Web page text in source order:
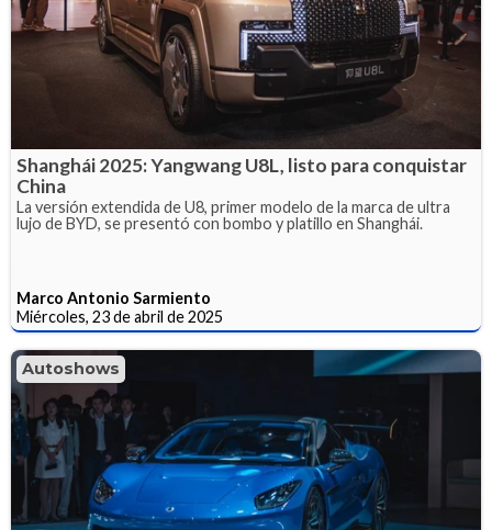
Shanghái 2025: Yangwang U8L, listo para conquistar
China
La versión extendida de U8, primer modelo de la marca de ultra
lujo de BYD, se presentó con bombo y platillo en Shanghái.
Marco Antonio Sarmiento
Miércoles, 23 de abril de 2025
Autoshows